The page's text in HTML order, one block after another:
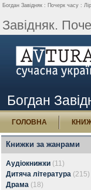
Богдан Завідняк : Почерк часу :
Завідняк.
Богдан
ГОЛОВНА
Книжки за жанрами
Аудіокнижки (11)
Дитяча література (215)
Драма (18)